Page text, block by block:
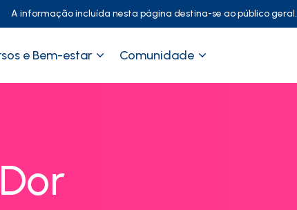
A informação incluída nesta página destina-se ao público geral.
e Bem-estar Comunidade